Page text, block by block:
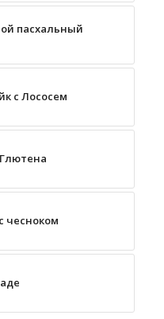
пасхальный
с Лососем
чесноком